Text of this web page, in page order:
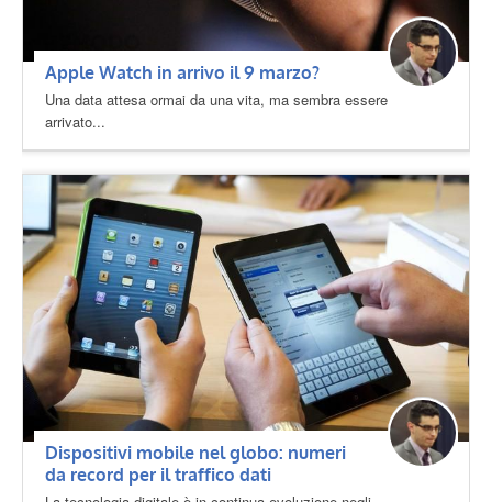
Apple Watch in arrivo il 9 marzo?
Una data attesa ormai da una vita, ma sembra essere
arrivato...
Dispositivi mobile nel globo: numeri
da record per il traffico dati